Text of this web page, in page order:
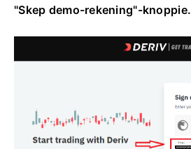
"Skep demo-rekening"-knoppie.